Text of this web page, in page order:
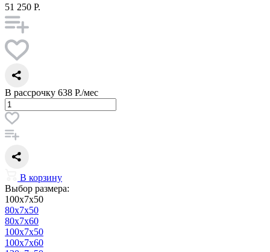
51 250 Р.
В рассрочку 638 Р./мес
В корзину
Выбор размера:
100x7x50
80x7x50
80x7x60
100x7x50
100x7x60